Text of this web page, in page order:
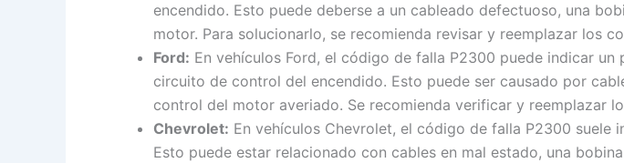
encendido. Esto puede deberse a un cableado defectuoso, una
motor. Para solucionarlo, se recomienda revisar y reemplazar los
Ford: En vehículos Ford, el código de falla P2300 puede indicar
circuito de control del encendido. Esto puede ser causado por
control del motor averiado. Se recomienda verificar y reemplazar
Chevrolet: En vehículos Chevrolet, el código de falla P2300
Esto puede estar relacionado con cables en mal estado, una